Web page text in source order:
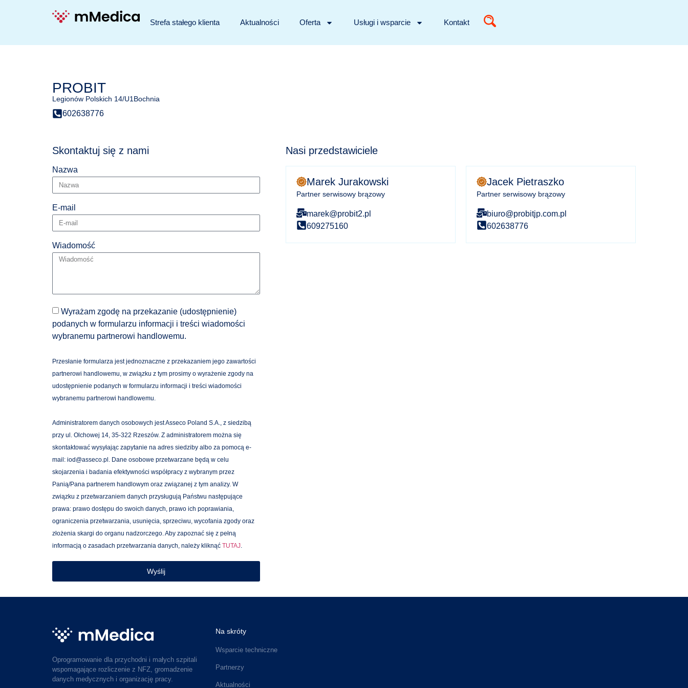
Strefa stałego klienta Aktualności Oferta Usługi i wsparcie Kontakt
PROBIT
Legionów Polskich 14/U1 Bochnia
602638776
Skontaktuj się z nami
Nazwa
E-mail
Wiadomość
Wyrażam zgodę na przekazanie (udostępnienie)
podanych w formularzu informacji i treści wiadomości
wybranemu partnerowi handlowemu.
Przesłanie formularza jest jednoznaczne z przekazaniem jego zawartości
partnerowi handlowemu, w związku z tym prosimy o wyrażenie zgody na
udostępnienie podanych w formularzu informacji i treści wiadomości
wybranemu partnerowi handlowemu.
Administratorem danych osobowych jest Asseco Poland S.A., z siedzibą
przy ul. Olchowej 14, 35-322 Rzeszów. Z administratorem można się
skontaktować wysyłając zapytanie na adres siedziby albo za pomocą e-
mail: iod@asseco.pl. Dane osobowe przetwarzane będą w celu
skojarzenia i badania efektywności współpracy z wybranym przez
Panią/Pana partnerem handlowym oraz związanej z tym analizy. W
związku z przetwarzaniem danych przysługują Państwu następujące
prawa: prawo dostępu do swoich danych, prawo ich poprawiania,
ograniczenia przetwarzania, usunięcia, sprzeciwu, wycofania zgody oraz
złożenia skargi do organu nadzorczego. Aby zapoznać się z pełną
informacją o zasadach przetwarzania danych, należy kliknąć TUTAJ
Wyślij
Nasi przedstawiciele
Marek Jurakowski
Partner serwisowy brązowy
marek@probit2.pl
609275160
Jacek Pietraszko
Partner serwisowy brązowy
biuro@probitjp.com.pl
602638776
Oprogramowanie dla przychodni i małych szpitali
wspomagające rozliczenie z NFZ, gromadzenie
danych medycznych i organizację pracy.
Na skróty
Wsparcie techniczne
Partnerzy
Aktualności